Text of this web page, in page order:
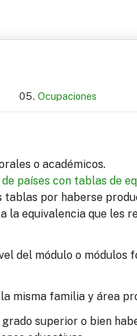
Ocupaciones
o académicos.
de países con tablas de
tablas por haberse
la equivalencia que les
del módulo o módulos
misma familia y área
superior o bien